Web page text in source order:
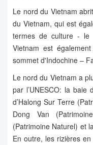
Le nord du Vietnam
du Vietnam, qui est
termes de culture - le
Vietnam est
sommet d'Indochine –
Le nord du Vietnam a
par l’UNESCO: la baie
d’Halong Sur Terre
Dong Van
(Patrimoine Naturel) et
En outre, les rizières